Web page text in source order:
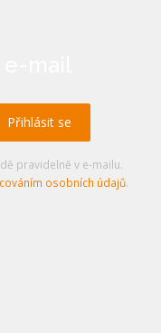
pravidelně v e-mailu.
osobních údajů.